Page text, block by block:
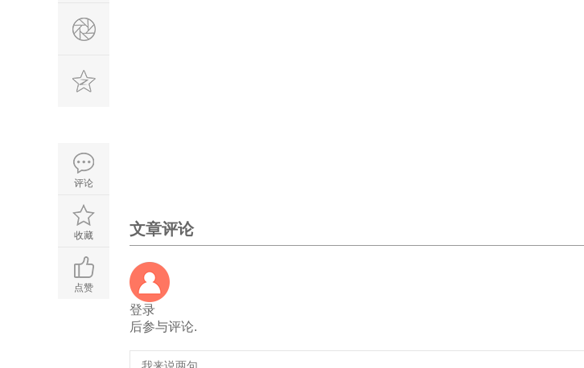
评论
收藏
点赞
文章评论
登录
后参与评论.